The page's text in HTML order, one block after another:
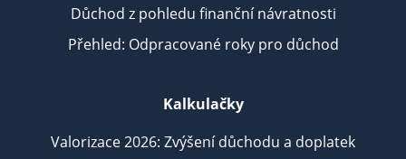
Důchod z pohledu finanční návratnosti
Přehled: Odpracované roky pro důchod
Kalkulačky
Valorizace 2026: Zvýšení důchodu a doplatek